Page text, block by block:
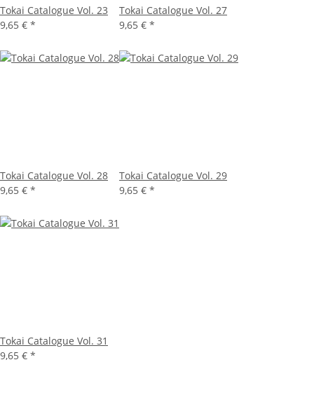
Tokai Catalogue Vol. 23
9,65 € *
Tokai Catalogue Vol. 27
9,65 € *
Tokai Catalogue Vol. 28
9,65 € *
Tokai Catalogue Vol. 29
9,65 € *
Tokai Catalogue Vol. 31
9,65 € *